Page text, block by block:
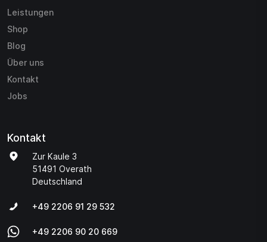
Leistungen
Shop
Blog
Über uns
Kontakt
Jobs
Kontakt
Zur Kaule 3
51491 Overath
Deutschland
+49 2206 91 29 532
+49 2206 90 20 669